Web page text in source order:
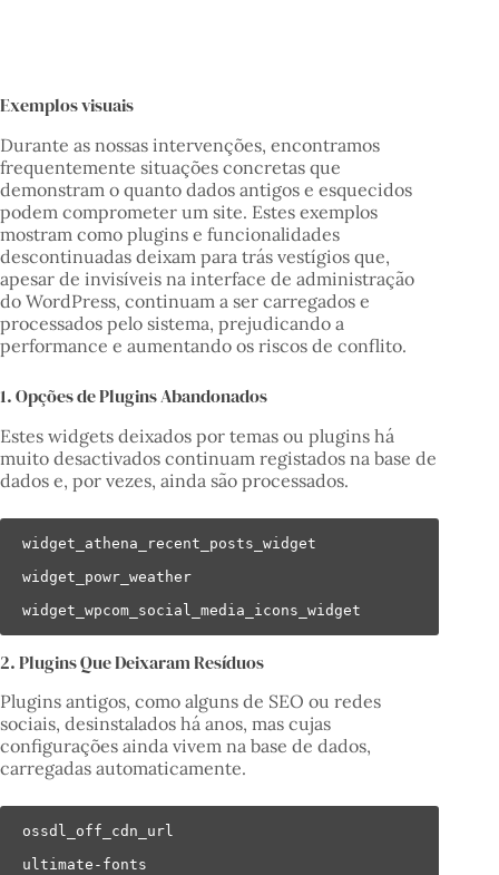
Exemplos visuais
Durante as nossas intervenções, encontramos
frequentemente situações concretas que
demonstram o quanto dados antigos e esquecidos
podem comprometer um site. Estes exemplos
mostram como plugins e funcionalidades
descontinuadas deixam para trás vestígios que,
apesar de invisíveis na interface de administração
do WordPress, continuam a ser carregados e
processados pelo sistema, prejudicando a
performance e aumentando os riscos de conflito.
1. Opções de Plugins Abandonados
Estes widgets deixados por temas ou plugins há
muito desactivados continuam registados na base de
dados e, por vezes, ainda são processados.
widget_athena_recent_posts_widget
widget_powr_weather
widget_wpcom_social_media_icons_widget
2. Plugins Que Deixaram Resíduos
Plugins antigos, como alguns de SEO ou redes
sociais, desinstalados há anos, mas cujas
configurações ainda vivem na base de dados,
carregadas automaticamente.
ossdl_off_cdn_url
ultimate-fonts